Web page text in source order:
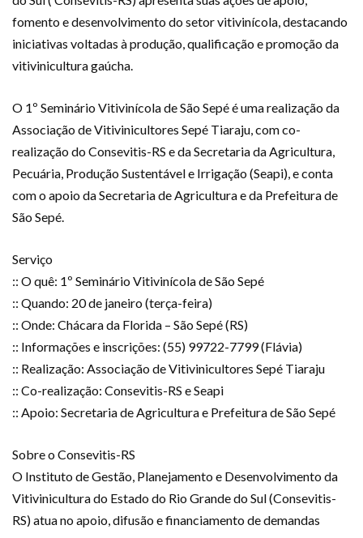
fomento e desenvolvimento do setor vitivinícola, destacando
iniciativas voltadas à produção, qualificação e promoção da
vitivinicultura gaúcha.
O 1º Seminário Vitivinícola de São Sepé é uma realização da
Associação de Vitivinicultores Sepé Tiaraju, com co-
realização do Consevitis-RS e da Secretaria da Agricultura,
Pecuária, Produção Sustentável e Irrigação (Seapi), e conta
com o apoio da Secretaria de Agricultura e da Prefeitura de
São Sepé.
Serviço
:: O quê: 1º Seminário Vitivinícola de São Sepé
:: Quando: 20 de janeiro (terça-feira)
:: Onde: Chácara da Florida – São Sepé (RS)
:: Informações e inscrições: (55) 99722-7799 (Flávia)
:: Realização: Associação de Vitivinicultores Sepé Tiaraju
:: Co-realização: Consevitis-RS e Seapi
:: Apoio: Secretaria de Agricultura e Prefeitura de São Sepé
Sobre o Consevitis-RS
O Instituto de Gestão, Planejamento e Desenvolvimento da
Vitivinicultura do Estado do Rio Grande do Sul (Consevitis-
RS) atua no apoio, difusão e financiamento de demandas